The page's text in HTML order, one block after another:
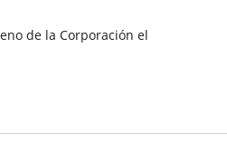
de la Corporación el